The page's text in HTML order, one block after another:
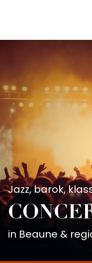
principal
Jazz, barok,
in Beaune &